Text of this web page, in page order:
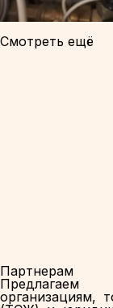
Смотреть ещё
Партнерам
Предлагаем
организациям,